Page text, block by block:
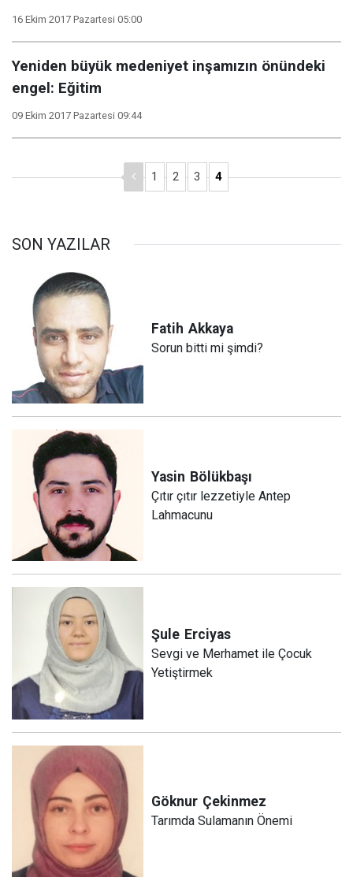
16 Ekim 2017 Pazartesi 05:00
Yeniden büyük medeniyet inşamızın önündeki
engel: Eğitim
09 Ekim 2017 Pazartesi 09:44
1 2 3 4
SON YAZILAR
Fatih Akkaya
Sorun bitti mi şimdi?
Yasin Bölükbaşı
Çıtır çıtır lezzetiyle Antep
Lahmacunu
Şule Erciyas
Sevgi ve Merhamet ile Çocuk
Yetiştirmek
Göknur Çekinmez
Tarımda Sulamanın Önemi